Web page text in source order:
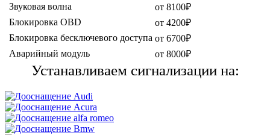
Звуковая волна
от 8100₽
Блокировка OBD
от 4200₽
Блокировка бесключевого доступа от 6700₽
Аварийный модуль
от 8000₽
Устанавливаем сигнализации на: